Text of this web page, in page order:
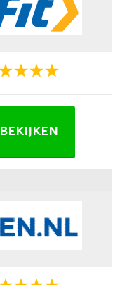
BEKIJKEN